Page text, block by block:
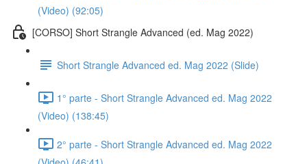
(Video) (92:05)
[CORSO] Short Strangle Advanced (ed. Mag 2022)
Short Strangle Advanced ed. Mag 2022 (Slide)
1° parte - Short Strangle Advanced ed. Mag 2022
(Video) (138:45)
2° parte - Short Strangle Advanced ed. Mag 2022